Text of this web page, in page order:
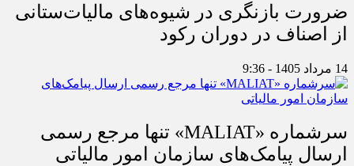
ضرورت بازنگری در شیوه‌های مالیات‌ستانی
از اصناف در دوران رکود
14 مرداد 1405 - 9:36
سرشماره «MALIAT» تنها مرجع رسمی
ارسال پیامک‌های سازمان امور مالیاتی